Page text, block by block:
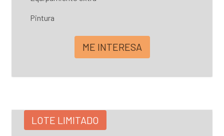
Pintura
ME INTERESA
LOTE LIMITADO